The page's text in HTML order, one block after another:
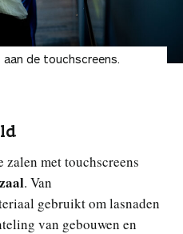
de touchscreens.
zalen met touchscreens
. Van
gebruikt om lasnaden
van gebouwen en